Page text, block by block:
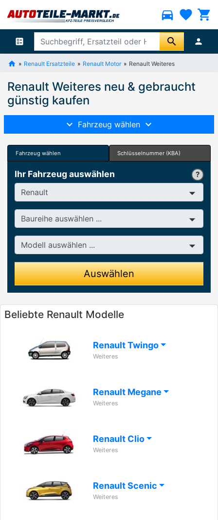
directions_car favorite shopping_cart
ballot search person
Renault Ersatzteile Renault Motor Renault Weiteres
Renault Weiteres neu & gebraucht
günstig kaufen
Fahrzeug wählen
Fahrzeug wählen Schlüsselnummer (KBA)
Ihr Fahrzeug auswählen
Hersteller
Baureihe
Modell
Auswählen
Beliebte Renault Modelle
Renault Twingo
Weiteres
Renault Megane
Weiteres
Renault Clio
Weiteres
Renault Scenic
Weiteres